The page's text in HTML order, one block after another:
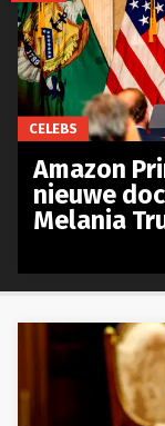
CELEBS
Amazon
nieuwe
Melania